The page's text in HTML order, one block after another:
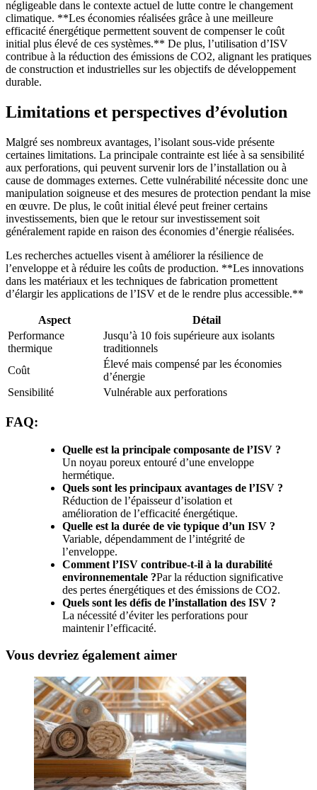
négligeable dans le contexte actuel de lutte contre le changement
climatique. **Les économies réalisées grâce à une meilleure
efficacité énergétique permettent souvent de compenser le coût
initial plus élevé de ces systèmes.** De plus, l’utilisation d’ISV
contribue à la réduction des émissions de CO2, alignant les pratiques
de construction et industrielles sur les objectifs de développement
durable.
Limitations et perspectives d’évolution
Malgré ses nombreux avantages, l’isolant sous-vide présente
certaines limitations. La principale contrainte est liée à sa sensibilité
aux perforations, qui peuvent survenir lors de l’installation ou à
cause de dommages externes. Cette vulnérabilité nécessite donc une
manipulation soigneuse et des mesures de protection pendant la mise
en œuvre. De plus, le coût initial élevé peut freiner certains
investissements, bien que le retour sur investissement soit
généralement rapide en raison des économies d’énergie réalisées.
Les recherches actuelles visent à améliorer la résilience de
l’enveloppe et à réduire les coûts de production. **Les innovations
dans les matériaux et les techniques de fabrication promettent
d’élargir les applications de l’ISV et de le rendre plus accessible.**
Aspect
Détail
Performance
thermique
Jusqu’à 10 fois supérieure aux isolants
traditionnels
Coût
Élevé mais compensé par les économies
d’énergie
Sensibilité
Vulnérable aux perforations
FAQ:
Quelle est la principale composante de l’ISV ?
Un noyau poreux entouré d’une enveloppe
hermétique.
Quels sont les principaux avantages de l’ISV ?
Réduction de l’épaisseur d’isolation et
amélioration de l’efficacité énergétique.
Quelle est la durée de vie typique d’un ISV ?
Variable, dépendamment de l’intégrité de
l’enveloppe.
Comment l’ISV contribue-t-il à la durabilité
environnementale ?Par la réduction significative
des pertes énergétiques et des émissions de CO2.
Quels sont les défis de l’installation des ISV ?
La nécessité d’éviter les perforations pour
maintenir l’efficacité.
Vous devriez également aimer